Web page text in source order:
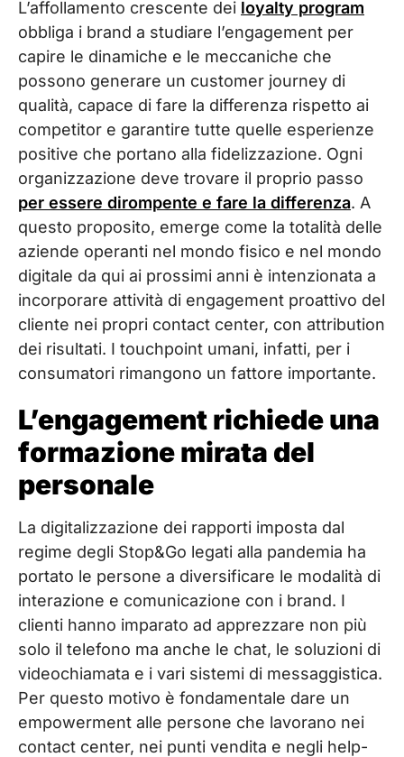
L’affollamento crescente dei loyalty program
obbliga i brand a studiare l’engagement per
capire le dinamiche e le meccaniche che
possono generare un customer journey di
qualità, capace di fare la differenza rispetto ai
competitor e garantire tutte quelle esperienze
positive che portano alla fidelizzazione. Ogni
organizzazione deve trovare il proprio passo
per essere dirompente e fare la differenza. A
questo proposito, emerge come la totalità delle
aziende operanti nel mondo fisico e nel mondo
digitale da qui ai prossimi anni è intenzionata a
incorporare attività di engagement proattivo del
cliente nei propri contact center, con attribution
dei risultati. I touchpoint umani, infatti, per i
consumatori rimangono un fattore importante.
L’engagement richiede una
formazione mirata del
personale
La digitalizzazione dei rapporti imposta dal
regime degli Stop&Go legati alla pandemia ha
portato le persone a diversificare le modalità di
interazione e comunicazione con i brand. I
clienti hanno imparato ad apprezzare non più
solo il telefono ma anche le chat, le soluzioni di
videochiamata e i vari sistemi di messaggistica.
Per questo motivo è fondamentale dare un
empowerment alle persone che lavorano nei
contact center, nei punti vendita e negli help-